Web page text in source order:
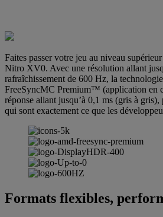
Faites passer votre jeu au niveau
Nitro XV0. Avec une résolution allant
rafraîchissement de 600 Hz, la
FreeSyncMC Premium™ (application en
réponse allant jusqu’à 0,1 ms (gris à
qui sont exactement ce que les
Formats flexibles,